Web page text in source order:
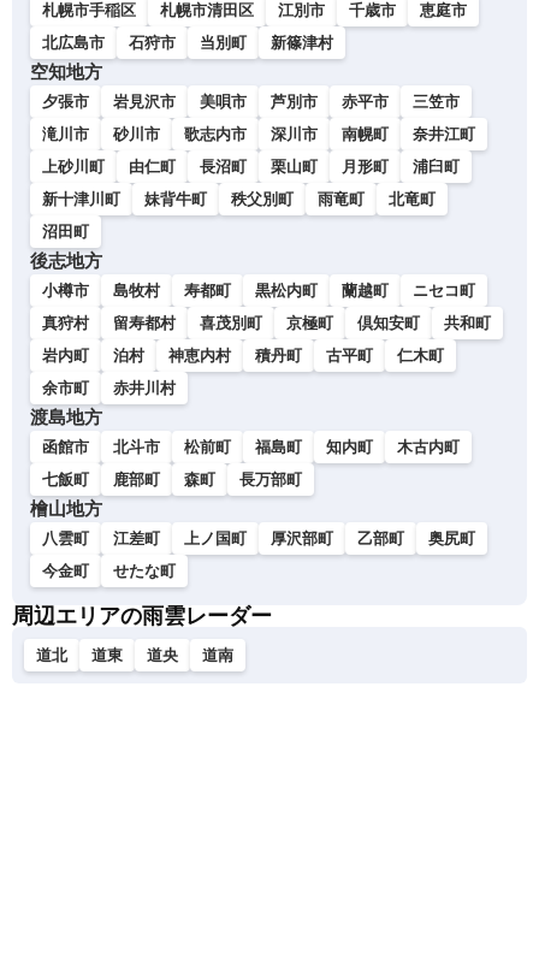
札幌市手稲区
札幌市清田区 江別市 千歳市
恵庭市
北広島市
石狩市 当別町 新篠津村
空知地方
夕張市 岩見沢市 美唄市 芦別市 赤平市
三笠市
滝川市
砂川市 歌志内市 深川市 南幌町
奈井江町
上砂川町
由仁町 長沼町 栗山町 月形町
浦臼町
新十津川町
妹背牛町 秩父別町 雨竜町
北竜町
沼田町
後志地方
小樽市 島牧村 寿都町 黒松内町 蘭越町
ニセコ町
真狩村
留寿都村 喜茂別町 京極町 倶知安町
共和町
岩内町
泊村 神恵内村 積丹町 古平町
仁木町
余市町
赤井川村
渡島地方
函館市 北斗市 松前町 福島町 知内町
木古内町
七飯町
鹿部町 森町 長万部町
檜山地方
八雲町 江差町 上ノ国町 厚沢部町 乙部町
奥尻町
今金町
せたな町
周辺エリアの雨雲レーダー
道北 道東 道央 道南